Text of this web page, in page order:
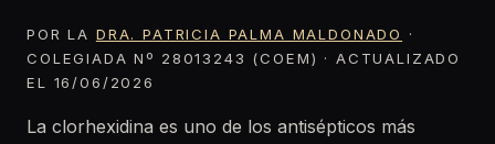
POR LA DRA. PATRICIA PALMA MALDONADO
·
COLEGIADA Nº 28013243 (COEM) · ACTUALIZADO
EL 16/06/2026
La clorhexidina es uno de los antisépticos más